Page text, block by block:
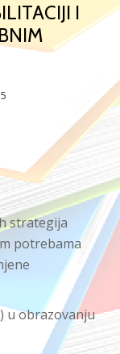
I
strategija
potrebama
u obrazovanju